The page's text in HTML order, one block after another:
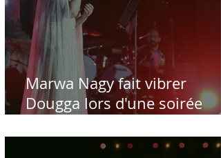
Marwa Nagy fait vibrer
Dougga lors d'une soirée
Hamdi - Par Sofien Manaï